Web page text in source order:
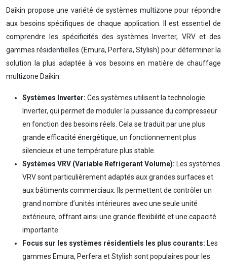
Daikin propose une variété de systèmes multizone pour répondre
aux besoins spécifiques de chaque application. Il est essentiel de
comprendre les spécificités des systèmes Inverter, VRV et des
gammes résidentielles (Emura, Perfera, Stylish) pour déterminer la
solution la plus adaptée à vos besoins en matière de chauffage
multizone Daikin.
Systèmes Inverter: Ces systèmes utilisent la technologie
Inverter, qui permet de moduler la puissance du compresseur
en fonction des besoins réels. Cela se traduit par une plus
grande efficacité énergétique, un fonctionnement plus
silencieux et une température plus stable.
Systèmes VRV (Variable Refrigerant Volume): Les systèmes
VRV sont particulièrement adaptés aux grandes surfaces et
aux bâtiments commerciaux. Ils permettent de contrôler un
grand nombre d’unités intérieures avec une seule unité
extérieure, offrant ainsi une grande flexibilité et une capacité
importante.
Focus sur les systèmes résidentiels les plus courants: Les
gammes Emura, Perfera et Stylish sont populaires pour les